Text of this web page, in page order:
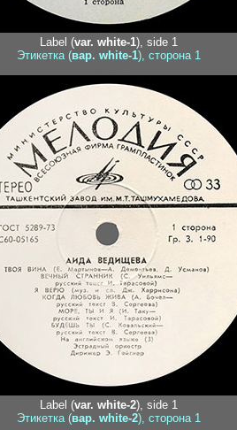
Label (var. white-1), side 1
Этикетка (вар. white-1), сторона 1
Label (var. white-2), side 1
Этикетка (вар. white-2), сторона 1